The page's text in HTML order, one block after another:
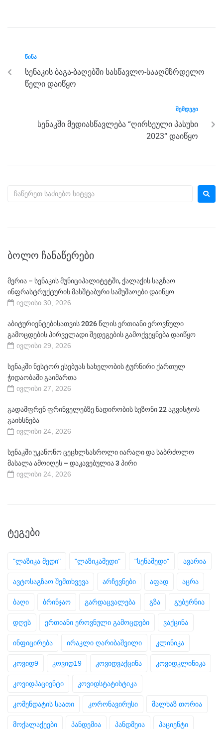
b
o
o
g
er
m p
ᲬᲘᲜᲐ
სენაკის ბაგა-ბაღებში სასწავლო-სააღმზრდელო
წელი დაიწყო
ᲨᲔᲛᲓᲔᲒᲘ
სენაკში მედიასწავლება “ღირსეული პასუხი
2023“ დაიწყო
ᲑᲝᲚᲝ ᲩᲐᲜᲐᲬᲔᲠᲔᲑᲘ
მერია – სენაკის მუნიციპალიტეტში, ქალაქის საგზაო
ინფრასტრუქტურის მასშტაბური სამუშაოები დაიწყო
ივლისი 30, 2026
აბიტურიენტებისათვის 2026 წლის ერთიანი ეროვნული
გამოცდების პირველადი შედეგების გამოქვეყნება დაიწყო
ივლისი 29, 2026
სენაკში ნესტორ ესებუას სახელობის ტურნირი ქართულ
ჭიდაობაში გაიმართა
ივლისი 27, 2026
გადამფრენ ფრინველებზე ნადირობის სეზონი 22 აგვისტოს
გაიხსნება
ივლისი 24, 2026
სენაკში უკანონო ცეცხლსასროლი იარაღი და საბრძოლო
მასალა ამოიღეს – დაკავებულია 3 პირი
ივლისი 24, 2026
ᲢᲔᲒᲔᲑᲘ
"ლაზიკა მედი" "ლაზიკამედი" "სენამედი" ავარია
ავტოსაგზაო შემთხვევა არჩევნები აფად აცრა
ბაღი ბრინჯაო გარდაცვალება გზა გუბერნია
დღეს ერთიანი ეროვნული გამოცდები ვაქცინა
ინფიცირება ირაკლი ღარიბაშვილი კლინიკა
კოვიდ9 კოვიდ19 კოვიდვაქცინა კოვიდკლინიკა
კოვიდპაციენტი კოვიდსტატისტიკა
კომენდატის საათი კორონავირუსი მალხაზ თორია
მოქალაქეები პანდემია პანდმეია პაციენტი